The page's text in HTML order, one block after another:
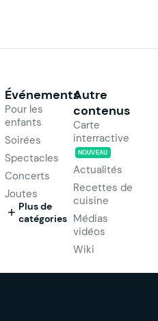
Événements
Pour les
enfants
Soirées
Spectacles
Concerts
Joutes
Plus de
catégories
Autre
contenus
Carte
interractive
NOUVEAU
Actualités
Recettes de
cuisine
Médias
vidéos
Wiki